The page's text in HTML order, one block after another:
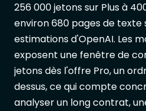
256 000 jetons sur Plus à
environ 680 pages de texte
estimations d'OpenAI. Les
exposent une fenêtre de
jetons dès l'offre Pro, un
dessus, ce qui compte
analyser un long contrat,